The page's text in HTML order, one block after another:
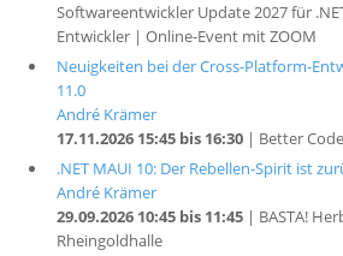
Softwareentwickler Update 2027 für
Entwickler | Online-Event mit ZOOM
Neuigkeiten bei der Cross-Platform-
11.0
André Krämer
17.11.2026 15:45 bis 16:30| Better
.NET MAUI 10: Der Rebellen-Spirit ist
André Krämer
29.09.2026 10:45 bis 11:45| BASTA!
Rheingoldhalle